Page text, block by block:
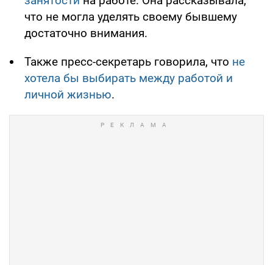
что не могла уделять своему бывшему
достаточно внимания.
Также пресс-секретарь говорила, что не
хотела бы выбирать между работой и
личной жизнью.